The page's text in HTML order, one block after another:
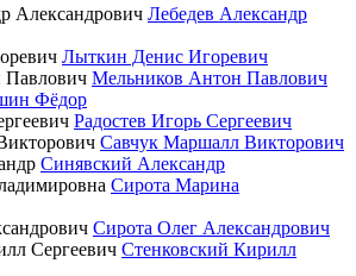
Лебедев Александр
Лыткин Денис Игоревич
Мельников Антон Павлович
Фёдор
Радостев Игорь Сергеевич
Савчук Маршалл Викторович
Синявский Александр
Сирота Марина
Сирота Олег Александрович
Стенковский Кирилл